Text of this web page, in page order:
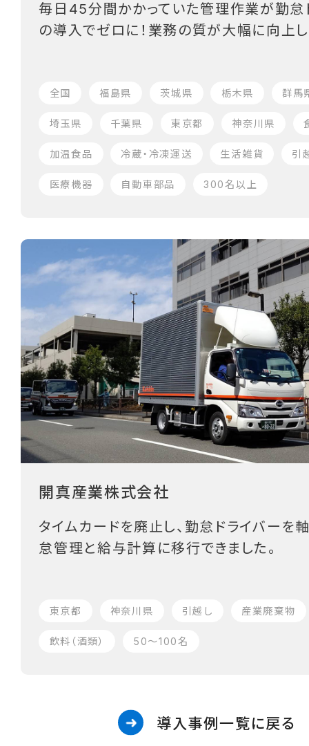
毎日45分間かかっていた管理作業が勤怠
の導入でゼロに！業務の質が大幅に向上し
全国 福島県 茨城県 栃木県 群馬
埼玉県 千葉県 東京都 神奈川県
加温食品 冷蔵・冷凍運送 生活雑貨 引
医療機器 自動車部品 300名以上
開真産業株式会社
タイムカードを廃止し、勤怠ドライバーを
怠管理と給与計算に移行できました。
東京都 神奈川県 引越し 産業廃棄物
飲料（酒類） 50〜100名
導入事例一覧に戻る